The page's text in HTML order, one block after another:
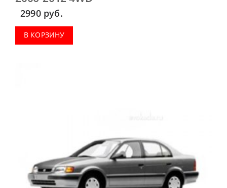
2990 руб.
В КОРЗИНУ